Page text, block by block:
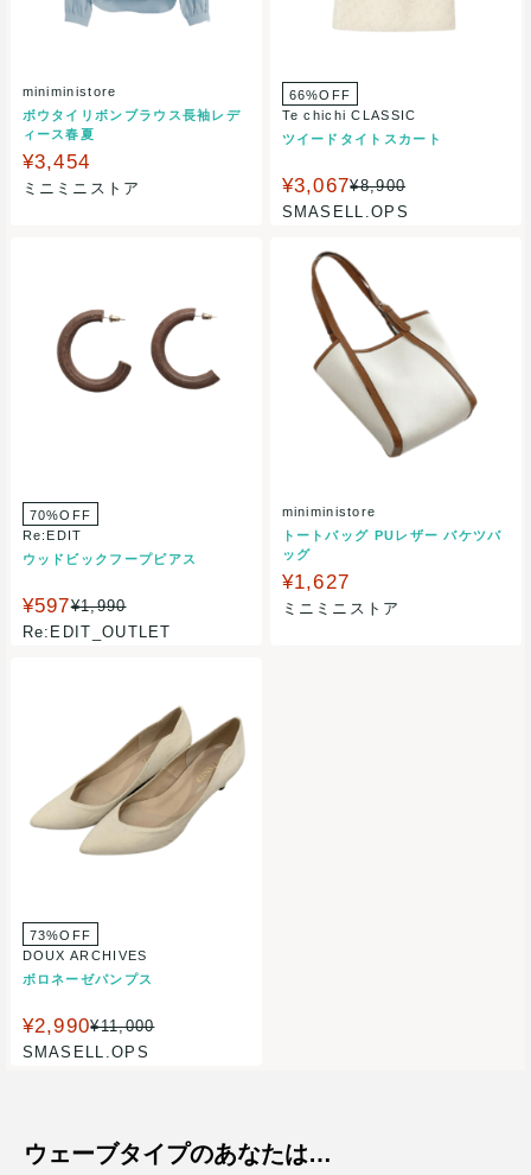
miniministore
ボウタイリボンブラウス長袖レデ
ィース春夏
¥3,454
ミニミニストア
66%OFF
Te chichi CLASSIC
ツイードタイトスカート
¥3,067¥8,900
SMASELL.OPS
70%OFF
Re:EDIT
ウッドビックフープピアス
¥597¥1,990
Re:EDIT_OUTLET
miniministore
トートバッグ PUレザー バケツバ
ッグ
¥1,627
ミニミニストア
73%OFF
DOUX ARCHIVES
ボロネーゼパンプス
¥2,990¥11,000
SMASELL.OPS
ウェーブタイプのあなたは…